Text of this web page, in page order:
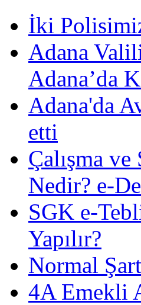
İki
Adana
Adana’da
Adana'da
etti
Çalışma
Nedir? e-
SGK e-
Yapılır?
Normal
4A Emekli